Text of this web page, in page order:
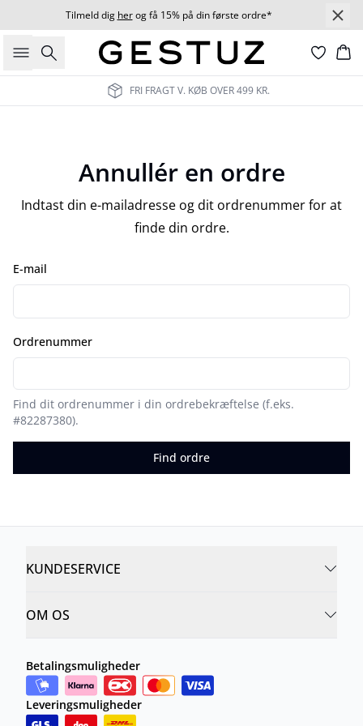
Tilmeld dig herog få 15% på din første ordre*
Søg
FRI FRAGT V. KØB OVER 499 KR.
Annullér en ordre
Indtast din e-mailadresse og dit ordrenummer for at
finde din ordre.
E-mail
Ordrenummer
Find dit ordrenummer i din ordrebekræftelse (f.eks.
#82287380).
Find ordre
KUNDESERVICE
OM OS
Betalingsmuligheder
Leveringsmuligheder